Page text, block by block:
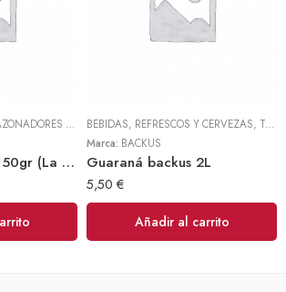
ADEREZOS, PASTAS, SAZONADORES Y CONDIMENTOS ,LEGUMBRES, GRANOS Y
Achiote en grano 50gr (La Latina)
BEBIDAS, REFRESCOS Y CERVEZAS, TODOS
Marca: BACKUS
Guaraná backus 2L
5,50 €
Añadir al carrito